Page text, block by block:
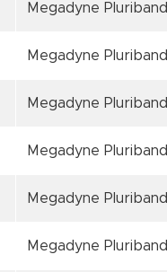
Megadyne Pluriband
Megadyne Pluriband
Megadyne Pluriband
Megadyne Pluriband
Megadyne Pluriband
Megadyne Pluriband